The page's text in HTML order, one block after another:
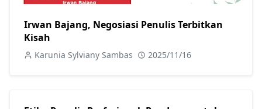
Irwan Bajang, Negosiasi Penulis Terbitkan
Kisah
Karunia Sylviany Sambas 2025/11/16